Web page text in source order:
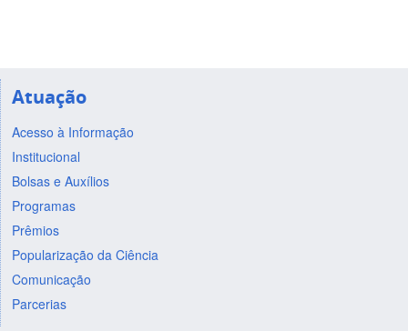
Atuação
Acesso à Informação
Institucional
Bolsas e Auxílios
Programas
Prêmios
Popularização da Ciência
Comunicação
Parcerias